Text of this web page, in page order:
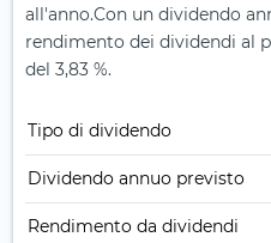
all'anno.Con un dividendo
rendimento dei dividendi al
del 3,83 %.
Tipo di dividendo
Dividendo annuo previsto
Rendimento da dividendi